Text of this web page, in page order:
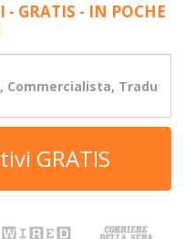
- GRATIS - IN POCHE
GRATIS